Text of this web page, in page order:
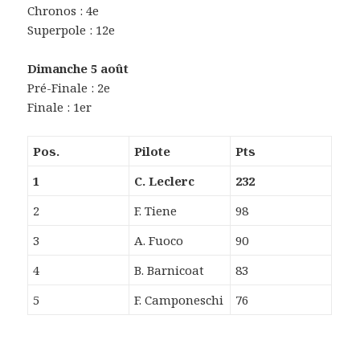
Chronos : 4e
Superpole : 12e
Dimanche 5 août
Pré-Finale : 2e
Finale : 1er
Pos. Pilote
Pts
1
C. Leclerc
232
2
F. Tiene
98
3
A. Fuoco
90
4
B. Barnicoat
83
5
F. Camponeschi 76